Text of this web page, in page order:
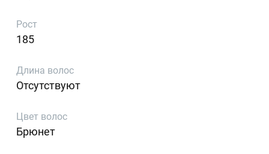
Рост
185
Длина волос
Отсутствуют
Цвет волос
Брюнет